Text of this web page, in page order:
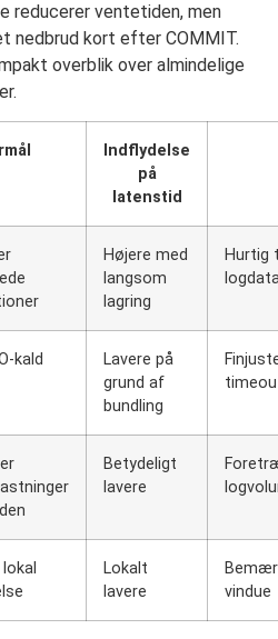
reducerer ventetiden, men
nedbrud kort efter COMMIT.
overblik over almindelige
Indflydelse
på
latenstid
Højere med
langsom
lagring
Hurtig
kald
Lavere på
grund af
bundling
Betydeligt
lavere
Lokalt
lavere
vindue